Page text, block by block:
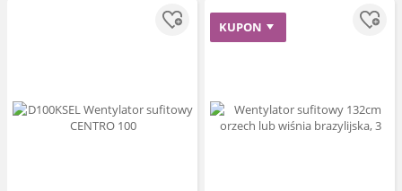
KUPON